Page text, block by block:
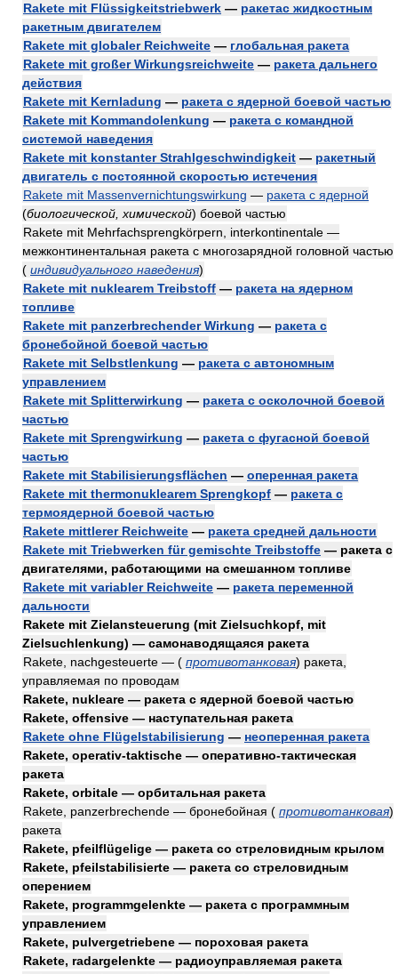
Rakete mit Flüssigkeitstriebwerk — ракетас жидкостным
ракетным двигателем
Rakete mit globaler Reichweite — глобальная ракета
Rakete mit großer Wirkungsreichweite — ракета дальнего
действия
Rakete mit Kernladung — ракета с ядерной боевой частью
Rakete mit Kommandolenkung — ракета с командной
системой наведения
Rakete mit konstanter Strahlgeschwindigkeit — ракетный
двигатель с постоянной скоростью истечения
Rakete mit Massenvernichtungswirkung — ракета с ядерной
(биологической, химической) боевой частью
Rakete mit Mehrfachsprengkörpern, interkontinentale —
межконтинентальная ракета с многозарядной головной частью
( индивидуального наведения)
Rakete mit nuklearem Treibstoff — ракета на ядерном
топливе
Rakete mit panzerbrechender Wirkung — ракета с
бронебойной боевой частью
Rakete mit Selbstlenkung — ракета с автономным
управлением
Rakete mit Splitterwirkung — ракета с осколочной боевой
частью
Rakete mit Sprengwirkung — ракета с фугасной боевой
частью
Rakete mit Stabilisierungsflächen — оперенная ракета
Rakete mit thermonuklearem Sprengkopf — ракета с
термоядерной боевой частью
Rakete mittlerer Reichweite — ракета средней дальности
Rakete mit Triebwerken für gemischte Treibstoffe — ракета с
двигателями, работающими на смешанном топливе
Rakete mit variabler Reichweite — ракета переменной
дальности
Rakete mit Zielansteuerung (mit Zielsuchkopf, mit
Zielsuchlenkung) — самонаводящаяся ракета
Rakete, nachgesteuerte — ( противотанковая) ракета,
управляемая по проводам
Rakete, nukleare — ракета с ядерной боевой частью
Rakete, offensive — наступательная ракета
Rakete ohne Flügelstabilisierung — неоперенная ракета
Rakete, operativ-taktische — оперативно-тактическая
ракета
Rakete, orbitale — орбитальная ракета
Rakete, panzerbrechende — бронебойная ( противотанковая)
ракета
Rakete, pfeilflügelige — ракета со стреловидным крылом
Rakete, pfeilstabilisierte — ракета со стреловидным
оперением
Rakete, programmgelenkte — ракета с программным
управлением
Rakete, pulvergetriebene — пороховая ракета
Rakete, radargelenkte — радиоуправляемая ракета